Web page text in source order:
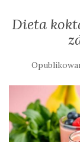
Dieta